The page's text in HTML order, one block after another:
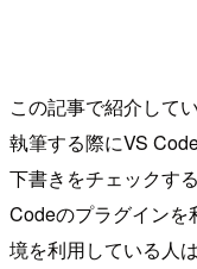
この記事で紹介して
執筆する際にVS
下書きをチェックす
Codeのプラグインを
境を利用している人